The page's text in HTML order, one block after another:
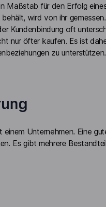
Maßstab für den Erfolg
wird von ihr
Kundenbindung oft
nur öfter kaufen. Es ist
zu unterstützen.
Unternehmen. Eine
Es gibt mehrere